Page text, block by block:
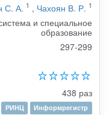
С. А. 1 , Чахоян В. Р. 1
и специальное
образование
297-299
438 раз
РИНЦ
Информрегистр